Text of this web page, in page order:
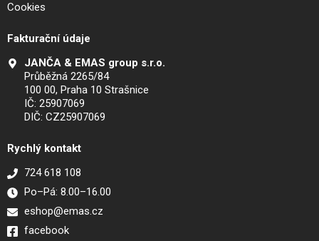
Cookies
Fakturační údaje
JANČA & EMAS group s.r.o.
Průběžná 2265/84
100 00, Praha 10 Strašnice
IČ: 25907069
DIČ: CZ25907069
Rychlý kontakt
724 618 108
Po–Pá: 8.00–16.00
eshop@emas.cz
facebook